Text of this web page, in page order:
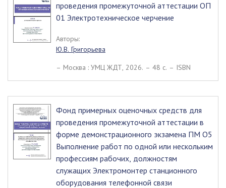
проведения промежуточной аттестации ОП
01 Электротехническое черчение
Авторы:
Ю.В. Григорьева
– Москва : УМЦ ЖДТ, 2026. – 48 c. – ISBN
Фонд примерных оценочных средств для
проведения промежуточной аттестации в
форме демонстрационного экзамена ПМ О5
Выполнение работ по одной или нескольким
профессиям рабочих, должностям
служащих Электромонтер станционного
оборудования телефонной связи